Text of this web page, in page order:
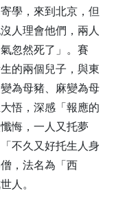
學，來到北京，但
人理會他們，兩人
忽然死了」。賽
的兩個兒子，與東
為母豬、麻變為母
悟，深感「報應的
悔，一人又托夢
不久又好托生人身
，法名為「西
人。